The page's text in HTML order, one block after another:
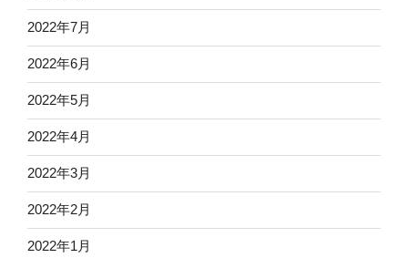
2022年7月
2022年6月
2022年5月
2022年4月
2022年3月
2022年2月
2022年1月